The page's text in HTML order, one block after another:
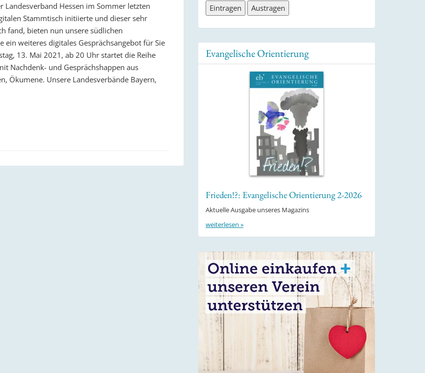
Landesverband Hessen im Sommer letzten
Stammtisch initiierte und dieser sehr
fand, bieten nun unsere südlichen
ein weiteres digitales Gesprächsangebot für Sie
13. Mai 2021, ab 20 Uhr startet die Reihe
Nachdenk- und Gesprächshappen aus
Ökumene. Unsere Landesverbände Bayern,
Evangelische Orientierung
Frieden!?: Evangelische Orientierung 2-2026
Aktuelle Ausgabe unseres Magazins
weiterlesen »